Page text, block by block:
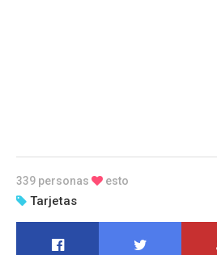
339 personas esto
Tarjetas